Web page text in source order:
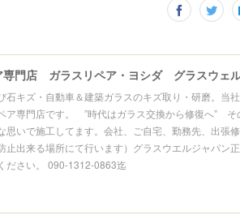
石キズ・自動車＆建築ガラスのキズ取り・研磨。当
ア専門店です。 ”時代はガラス交換から修復へ” そ
いで施工してます。会社、ご自宅、勤務先、出張
止出来る場所にて行います）グラスウエルジャパン
さい。 090-1312-0863迄